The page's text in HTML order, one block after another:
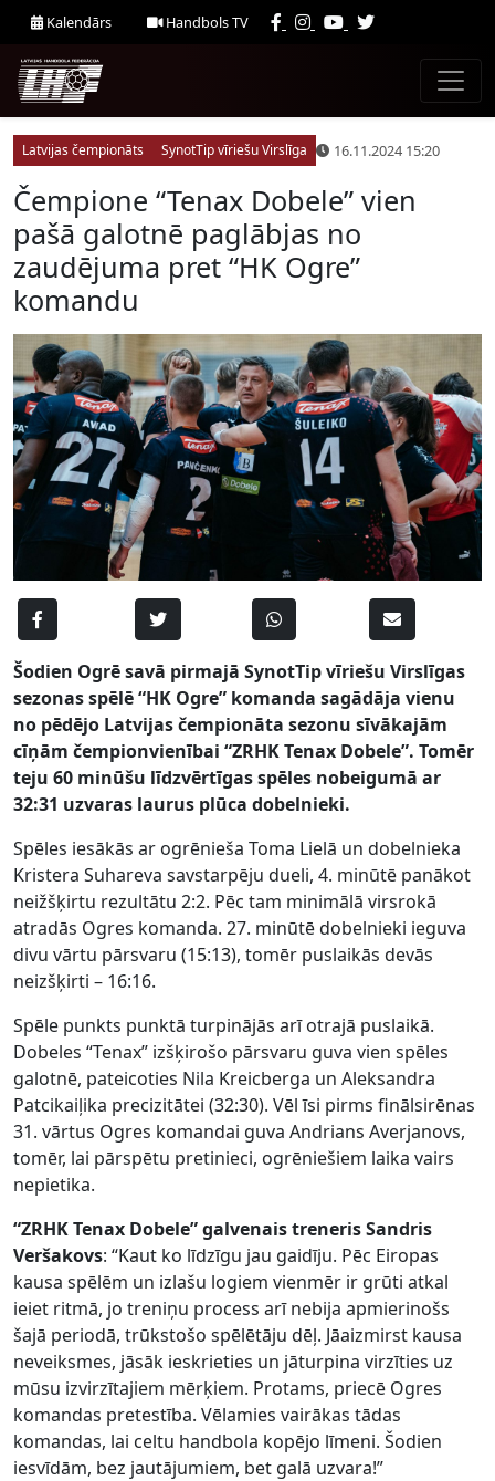
Kalendārs Handbols TV
Latvijas čempionāts SynotTip vīriešu Virslīga 16.11.2024 15:20
Čempione “Tenax Dobele” vien
pašā galotnē paglābjas no
zaudējuma pret “HK Ogre”
komandu
Šodien Ogrē savā pirmajā SynotTip vīriešu Virslīgas
sezonas spēlē “HK Ogre” komanda sagādāja vienu
no pēdējo Latvijas čempionāta sezonu sīvākajām
cīņām čempionvienībai “ZRHK Tenax Dobele”. Tomēr
teju 60 minūšu līdzvērtīgas spēles nobeigumā ar
32:31 uzvaras laurus plūca dobelnieki.
Spēles iesākās ar ogrēnieša Toma Lielā un dobelnieka
Kristera Suhareva savstarpēju dueli, 4. minūtē panākot
neižšķirtu rezultātu 2:2. Pēc tam minimālā virsrokā
atradās Ogres komanda. 27. minūtē dobelnieki ieguva
divu vārtu pārsvaru (15:13), tomēr puslaikās devās
neizšķirti – 16:16.
Spēle punkts punktā turpinājās arī otrajā puslaikā.
Dobeles “Tenax” izšķirošo pārsvaru guva vien spēles
galotnē, pateicoties Nila Kreicberga un Aleksandra
Patcikaiļika precizitātei (32:30). Vēl īsi pirms finālsirēnas
31. vārtus Ogres komandai guva Andrians Averjanovs,
tomēr, lai pārspētu pretinieci, ogrēniešiem laika vairs
nepietika.
“ZRHK Tenax Dobele” galvenais treneris Sandris
Veršakovs: “Kaut ko līdzīgu jau gaidīju. Pēc Eiropas
kausa spēlēm un izlašu logiem vienmēr ir grūti atkal
ieiet ritmā, jo treniņu process arī nebija apmierinošs
šajā periodā, trūkstošo spēlētāju dēļ. Jāaizmirst kausa
neveiksmes, jāsāk ieskrieties un jāturpina virzīties uz
mūsu izvirzītajiem mērķiem. Protams, priecē Ogres
komandas pretestība. Vēlamies vairākas tādas
komandas, lai celtu handbola kopējo līmeni. Šodien
iesvīdām, bez jautājumiem, bet galā uzvara!”